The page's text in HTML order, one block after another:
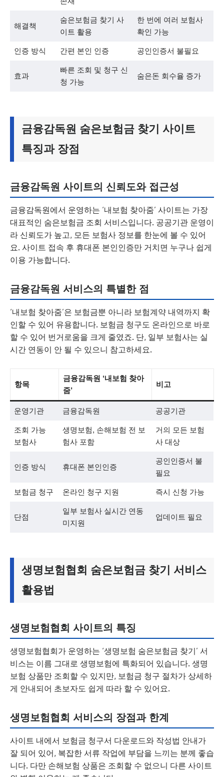
해결책
숨은보험금 찾기 사
이트 활용
한 번에 여러 보험사
확인 가능
인증 방식 간편 본인 인증 공인인증서 불필요
효과
빠른 조회 및 청구 신
청 가능
숨은돈 회수율 증가
금융감독원 숨은보험금 찾기 사이트
특징과 장점
금융감독원 사이트의 신뢰도와 접근성
금융감독원에서 운영하는 ‘내보험 찾아줌’ 사이트는 가장
대표적인 숨은보험금 조회 서비스입니다. 공공기관 운영이
라 신뢰도가 높고, 모든 보험사 정보를 한눈에 볼 수 있어
요. 사이트 접속 후 휴대폰 본인인증만 거치면 누구나 쉽게
이용 가능합니다.
금융감독원 서비스의 특별한 점
‘내보험 찾아줌’은 보험금뿐 아니라 보험계약 내역까지 확
인할 수 있어 유용합니다. 보험금 청구도 온라인으로 바로
할 수 있어 번거로움을 크게 줄였죠. 단, 일부 보험사는 실
시간 연동이 안 될 수 있으니 참고하세요.
항목
금융감독원 ‘내보험 찾아
줌’
비고
운영기관 금융감독원 공공기관
조회 가능
보험사
생명보험, 손해보험 전 보
험사 포함
거의 모든 보험
사 대상
인증 방식 휴대폰 본인인증
공인인증서 불
필요
보험금 청구 온라인 청구 지원 즉시 신청 가능
단점
일부 보험사 실시간 연동
미지원
업데이트 필요
생명보험협회 숨은보험금 찾기 서비스
활용법
생명보험협회 사이트의 특징
생명보험협회가 운영하는 ‘생명보험 숨은보험금 찾기’ 서
비스는 이름 그대로 생명보험에 특화되어 있습니다. 생명
보험 상품만 조회할 수 있지만, 보험금 청구 절차가 상세하
게 안내되어 초보자도 쉽게 따라 할 수 있어요.
생명보험협회 서비스의 장점과 한계
사이트 내에서 보험금 청구서 다운로드와 작성법 안내가
잘 되어 있어, 복잡한 서류 작업에 부담을 느끼는 분께 좋습
니다. 다만 손해보험 상품은 조회할 수 없으니 다른 사이트